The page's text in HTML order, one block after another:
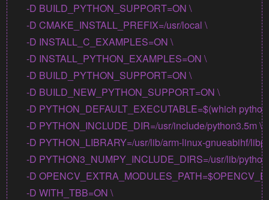
    -D BUILD_PYTHON_SUPPORT=ON \
    -D CMAKE_INSTALL_PREFIX=/usr/local \
    -D INSTALL_C_EXAMPLES=ON \
    -D INSTALL_PYTHON_EXAMPLES=ON \
    -D BUILD_PYTHON_SUPPORT=ON \
    -D BUILD_NEW_PYTHON_SUPPORT=ON \
-D PYTHON_DEFAULT_EXECUTABLE=$(which
    -D PYTHON_INCLUDE_DIR=/usr/include/python3.5m \
-D PYTHON_LIBRARY=/usr/lib/arm-linux-gnueabihf/
-D PYTHON3_NUMPY_INCLUDE_DIRS=/usr/lib/python3/
-D
    -D WITH_TBB=ON \